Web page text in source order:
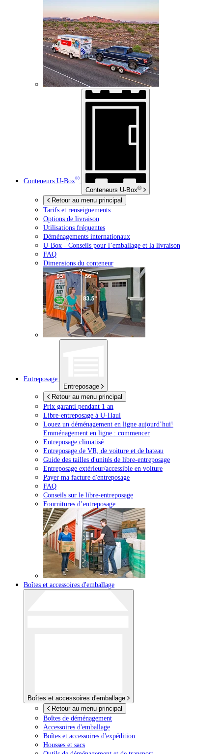
Conteneurs U-Box®
Conteneurs U-Box®
Retour au menu principal
Tarifs et renseignements
Options de livraison
Utilisations fréquentes
Déménagements internationaux
U-Box - Conseils pour l’emballage et la livraison
FAQ
Dimensions du conteneur
Entreposage
Entreposage
Retour au menu principal
Prix garanti pendant 1 an
Libre-entreposage à U-Haul
Louez un déménagement en ligne aujourd’hui!
Emménagement en ligne : commencer
Entreposage climatisé
Entreposage de VR, de voiture et de bateau
Guide des tailles d'unités de libre-entreposage
Entreposage extérieur/accessible en voiture
Payer ma facture d'entreposage
FAQ
Conseils sur le libre-entreposage
Fournitures d’entreposage
Boîtes et accessoires d'emballage
Boîtes et accessoires d'emballage
Retour au menu principal
Boîtes de déménagement
Accessoires d'emballage
Boîtes et accessoires d'expédition
Housses et sacs